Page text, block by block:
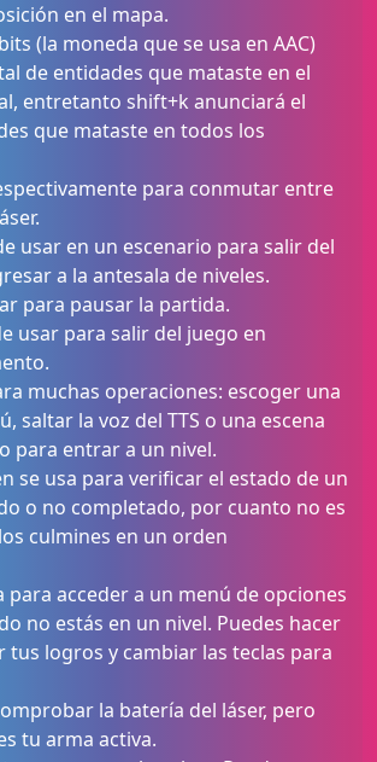
en el mapa.
(la moneda que se usa en AAC)
de entidades que mataste en el
entretanto shift+k anunciará el
que mataste en todos los
para conmutar entre
usar en un escenario para salir del
a la antesala de niveles.
para pausar la partida.
usar para salir del juego en
muchas operaciones: escoger una
saltar la voz del TTS o una escena
para entrar a un nivel.
se usa para verificar el estado de un
o no completado, por cuanto no es
culmines en un orden
para acceder a un menú de opciones
no estás en un nivel. Puedes hacer
tus logros y cambiar las teclas para
la batería del láser, pero
tu arma activa.